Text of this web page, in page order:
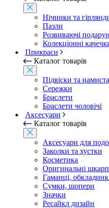
Нічники та
Пазли
Розвиваючі
Колекціонні
Прикраси
Каталог товарів
Підвіски та намиста
Сережки
Браслети
Браслети чоловічі
Аксесуари
Каталог товарів
Аксесуари для
Заколки та хустки
Косметика
Оригинальні
Гаманці,
Сумки, шопери
Значки
Ресайкл дизайн